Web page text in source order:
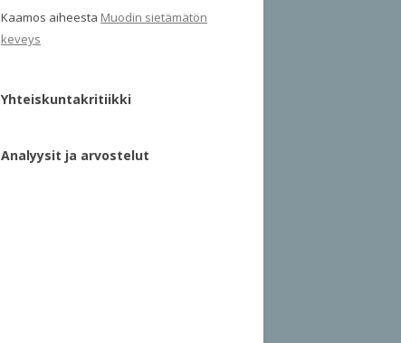
Kaamos aiheesta Muodin sietämätön
keveys
Yhteiskuntakritiikki
Analyysit ja arvostelut